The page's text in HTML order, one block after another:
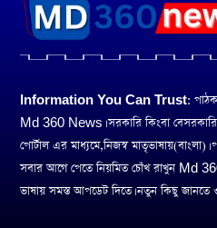
Information You Can Trust:
Md 360 News। সরকারি কিংবা
পোর্টাল এর মাধ্যমে,নিজস্ব
সবার আগে পেতে নিয়মিত চোঁখ রাখুন Md
ভাষায় সমস্ত আপডেট দিতে। নতুন কিছু